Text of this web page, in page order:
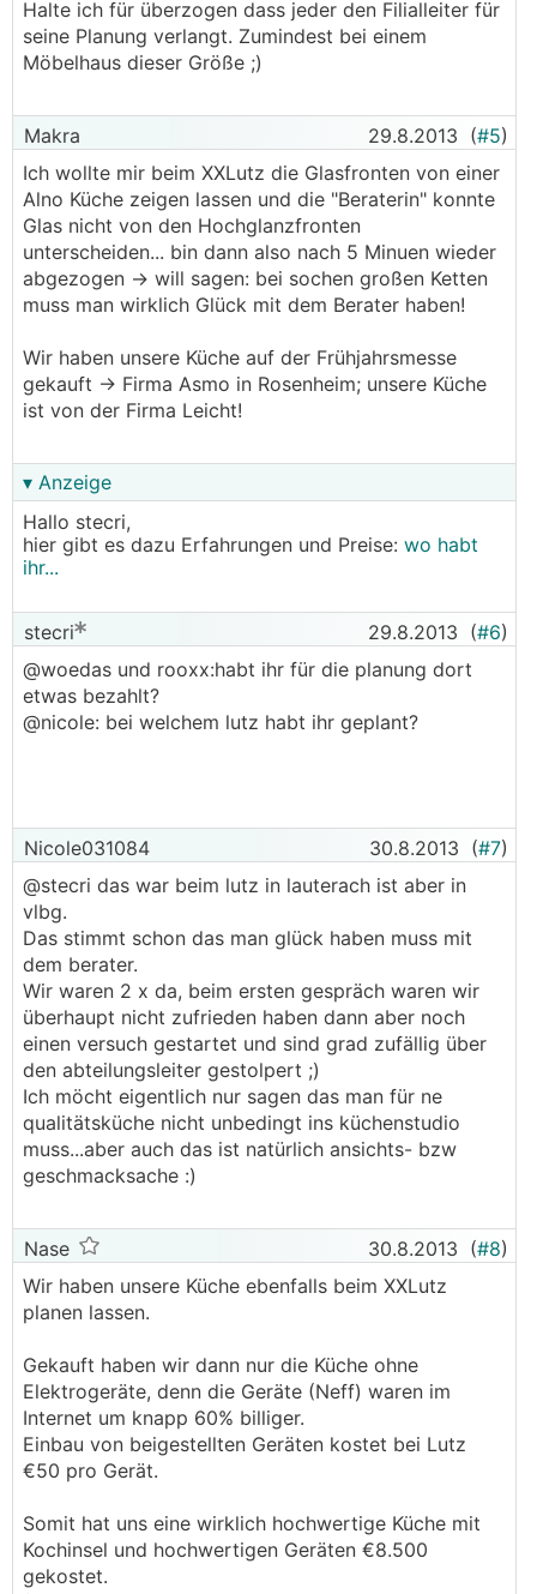
Halte ich für überzogen dass jeder den Filialleiter für
seine Planung verlangt. Zumindest bei einem
Möbelhaus dieser Größe ;)
Makra 29.8.2013 (#5)
Ich wollte mir beim XXLutz die Glasfronten von einer
Alno Küche zeigen lassen und die "Beraterin" konnte
Glas nicht von den Hochglanzfronten
unterscheiden... bin dann also nach 5 Minuen wieder
abgezogen -> will sagen: bei sochen großen Ketten
muss man wirklich Glück mit dem Berater haben!
Wir haben unsere Küche auf der Frühjahrsmesse
gekauft -> Firma Asmo in Rosenheim; unsere Küche
ist von der Firma Leicht!
▾ Anzeige
Hallo stecri,
hier gibt es dazu Erfahrungen und Preise: wo habt
ihr...
stecri 29.8.2013 (#6)
@woedas und rooxx:habt ihr für die planung dort
etwas bezahlt?
@nicole: bei welchem lutz habt ihr geplant?
Nicole031084 30.8.2013 (#7)
@stecri das war beim lutz in lauterach ist aber in
vlbg.
Das stimmt schon das man glück haben muss mit
dem berater.
Wir waren 2 x da, beim ersten gespräch waren wir
überhaupt nicht zufrieden haben dann aber noch
einen versuch gestartet und sind grad zufällig über
den abteilungsleiter gestolpert ;)
Ich möcht eigentlich nur sagen das man für ne
qualitätsküche nicht unbedingt ins küchenstudio
muss...aber auch das ist natürlich ansichts- bzw
geschmacksache :)
Nase 30.8.2013 (#8)
Wir haben unsere Küche ebenfalls beim XXLutz
planen lassen.
Gekauft haben wir dann nur die Küche ohne
Elektrogeräte, denn die Geräte (Neff) waren im
Internet um knapp 60% billiger.
Einbau von beigestellten Geräten kostet bei Lutz
€50 pro Gerät.
Somit hat uns eine wirklich hochwertige Küche mit
Kochinsel und hochwertigen Geräten €8.500
gekostet.